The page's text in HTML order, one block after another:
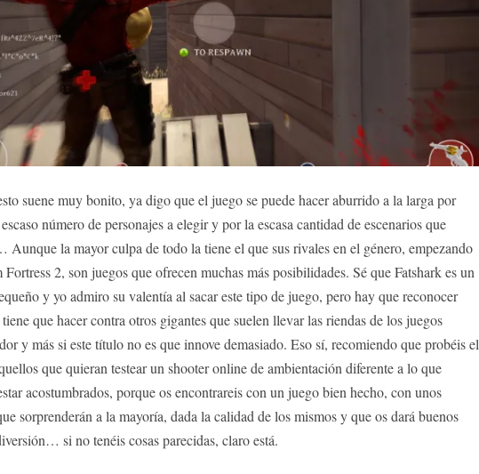
suene muy bonito, ya digo que el juego se puede hacer aburrido a la larga por
número de personajes a elegir y por la escasa cantidad de escenarios que
Aunque la mayor culpa de todo la tiene el que sus rivales en el género, empezando
Fortress 2, son juegos que ofrecen muchas más posibilidades. Sé que Fatshark es un
y yo admiro su valentía al sacar este tipo de juego, pero hay que reconocer
que hacer contra otros gigantes que suelen llevar las riendas de los juegos
y más si este título no es que innove demasiado. Eso sí, recomiendo que probéis el
que quieran testear un shooter online de ambientación diferente a lo que
acostumbrados, porque os encontrareis con un juego bien hecho, con unos
sorprenderán a la mayoría, dada la calidad de los mismos y que os dará buenos
si no tenéis cosas parecidas, claro está.